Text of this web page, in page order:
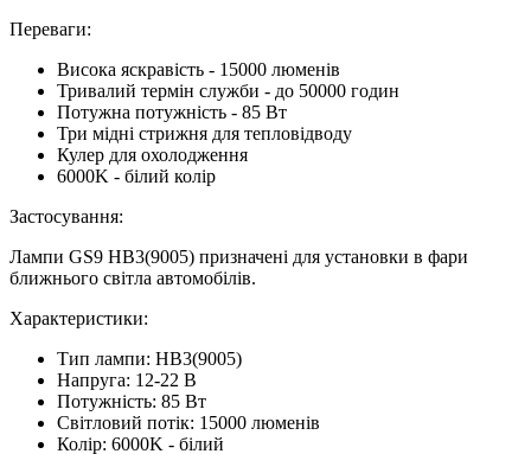
Переваги:
Висока яскравість - 15000 люменів
Тривалий термін служби - до 50000 годин
Потужна потужність - 85 Вт
Три мідні стрижня для тепловідводу
Кулер для охолодження
6000K - білий колір
Застосування:
Лампи GS9 HB3(9005) призначені для установки в фари
ближнього світла автомобілів.
Характеристики:
Тип лампи: HB3(9005)
Напруга: 12-22 В
Потужність: 85 Вт
Світловий потік: 15000 люменів
Колір: 6000K - білий